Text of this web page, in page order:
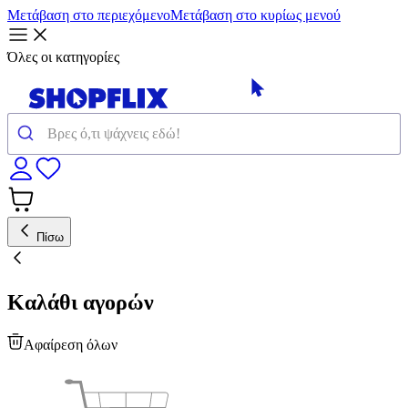
Μετάβαση στο περιεχόμενοΜετάβαση στο κυρίως μενού
Όλες οι κατηγορίες
Πίσω
Καλάθι αγορών
Αφαίρεση όλων